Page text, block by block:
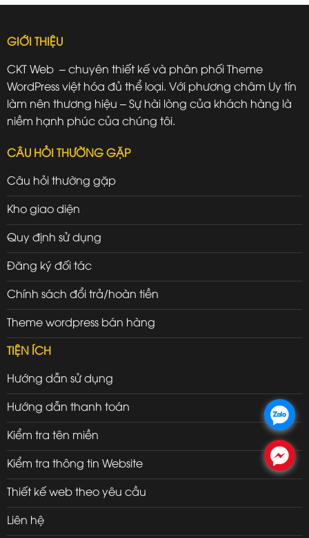
GIỚI THIỆU
CKT Web – chuyên thiết kế và phân phối Theme
WordPress việt hóa đủ thể loại. Với phương châm Uy tín
làm nên thương hiệu – Sự hài lòng của khách hàng là
niềm hạnh phúc của chúng tôi.
CÂU HỎI THƯỜNG GẶP
Câu hỏi thường gặp
Kho giao diện
Quy định sử dụng
Đăng ký đối tác
Chính sách đổi trả/hoàn tiền
Theme wordpress bán hàng
TIỆN ÍCH
Hướng dẫn sử dụng
Hướng dẫn thanh toán
Kiểm tra tên miền
Kiểm tra thông tin Website
Thiết kế web theo yêu cầu
Liên hệ
.
.